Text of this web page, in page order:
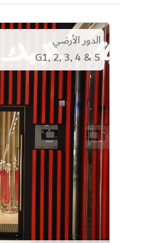
الدور الأرضي
G1, 2, 3, 4 & 5